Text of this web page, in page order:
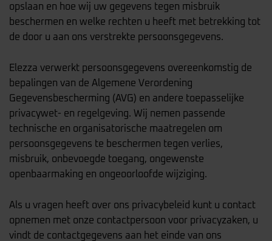
opslaan en hoe wij uw gegevens tegen misbruik
beschermen en welke rechten u heeft met betrekking tot
de door u aan ons verstrekte persoonsgegevens.
Elezza verwerkt persoonsgegevens overeenkomstig de
bepalingen van de Algemene Verordening
Gegevensbescherming (AVG) en andere toepasselijke
privacywet- en regelgeving. Wij nemen passende
technische en organisatorische maatregelen om
persoonsgegevens te beschermen tegen verlies,
misbruik, onbevoegde toegang, ongewenste
openbaarmaking en ongeoorloofde wijziging.
Als u vragen heeft over ons privacybeleid kunt u contact
opnemen met onze contactpersoon voor privacyzaken, u
vindt de contactgegevens aan het einde van ons